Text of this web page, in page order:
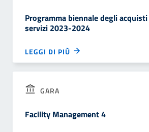
Programma biennale degli
servizi 2023-2024
LEGGI DI PIÙ
GARA
Facility Management 4